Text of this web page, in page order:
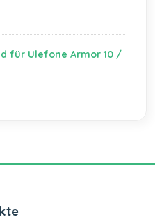
für Ulefone Armor 10 /